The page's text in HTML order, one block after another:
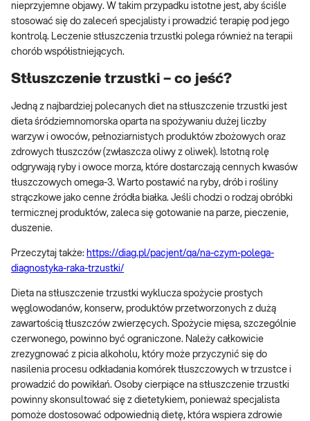
nieprzyjemne objawy. W takim przypadku istotne jest, aby ściśle
stosować się do zaleceń specjalisty i prowadzić terapię pod jego
kontrolą. Leczenie stłuszczenia trzustki polega również na terapii
chorób współistniejących.
Stłuszczenie trzustki – co jeść?
Jedną z najbardziej polecanych diet na stłuszczenie trzustki jest
dieta śródziemnomorska oparta na spożywaniu dużej liczby
warzyw i owoców, pełnoziarnistych produktów zbożowych oraz
zdrowych tłuszczów (zwłaszcza oliwy z oliwek). Istotną rolę
odgrywają ryby i owoce morza, które dostarczają cennych kwasów
tłuszczowych omega-3. Warto postawić na ryby, drób i rośliny
strączkowe jako cenne źródła białka. Jeśli chodzi o rodzaj obróbki
termicznej produktów, zaleca się gotowanie na parze, pieczenie,
duszenie.
Przeczytaj także: https://diag.pl/pacjent/qa/na-czym-polega-
diagnostyka-raka-trzustki/
Dieta na stłuszczenie trzustki wyklucza spożycie prostych
węglowodanów, konserw, produktów przetworzonych z dużą
zawartością tłuszczów zwierzęcych. Spożycie mięsa, szczególnie
czerwonego, powinno być ograniczone. Należy całkowicie
zrezygnować z picia alkoholu, który może przyczynić się do
nasilenia procesu odkładania komórek tłuszczowych w trzustce i
prowadzić do powikłań. Osoby cierpiące na stłuszczenie trzustki
powinny skonsultować się z dietetykiem, ponieważ specjalista
pomoże dostosować odpowiednią dietę, która wspiera zdrowie